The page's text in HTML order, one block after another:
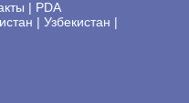
| PDA
| Узбекистан |